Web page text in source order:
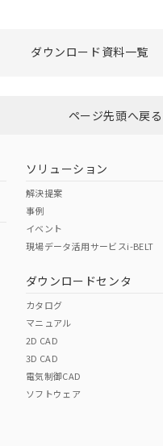
ダウンロード資料一覧
ページ先頭へ戻る
ソリューション
解決提案
事例
イベント
現場データ活用サービスi-BELT
ダウンロードセンタ
カタログ
マニュアル
2D CAD
3D CAD
電気制御CAD
ソフトウェア